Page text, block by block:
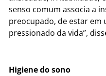
senso comum associa a
preocupado, de estar em
pressionado da vida”,
Higiene do sono